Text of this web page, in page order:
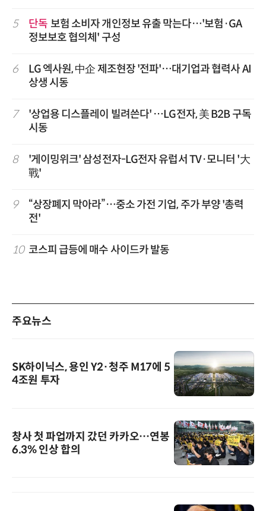
5 단독 보험 소비자 개인정보 유출 막는다…'보험·GA
정보보호 협의체' 구성
6
LG 엑사원, 中企 제조현장 '전파'…대기업과 협력사 AI
상생 시동
7
'상업용 디스플레이 빌려쓴다' …LG전자, 美 B2B 구독
시동
8
'게이밍위크' 삼성전자-LG전자 유럽서 TV·모니터 '大
戰'
9
“상장폐지 막아라”…중소 가전 기업, 주가 부양 '총력
전'
10 코스피 급등에 매수 사이드카 발동
주요뉴스
SK하이닉스, 용인 Y2·청주 M17에 5
4조원 투자
창사 첫 파업까지 갔던 카카오…연봉
6.3% 인상 합의